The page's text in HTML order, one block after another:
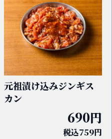
元祖漬け込みジンギス
カン
690円
税込759円